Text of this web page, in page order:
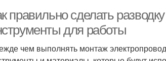
правильно сделать
для работы
чем выполнять монтаж